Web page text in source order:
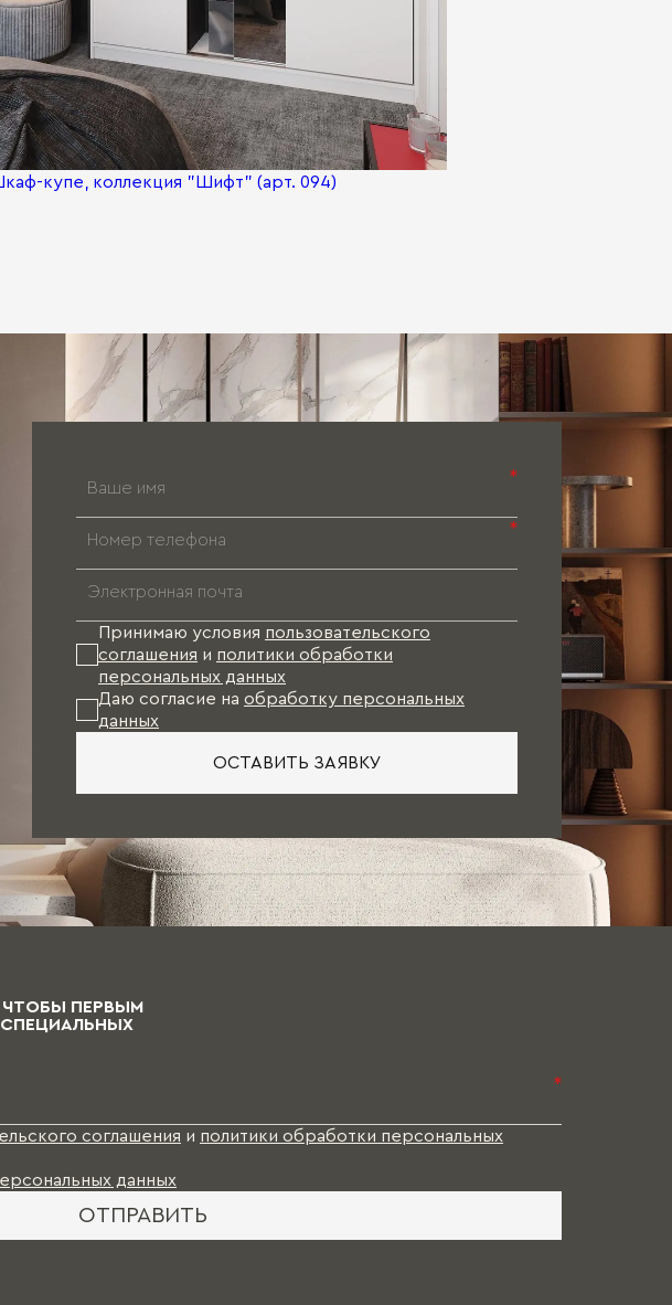
купе, коллекция "Шифт" (арт. 094)
*
*
Принимаю условия пользовательского
соглашения и политики обработки
персональных данных
Даю согласие на обработку персональных
данных
ОСТАВИТЬ ЗАЯВКУ
ПЕРВЫМ
*
соглашения и политики обработки персональных
данных
ОТПРАВИТЬ